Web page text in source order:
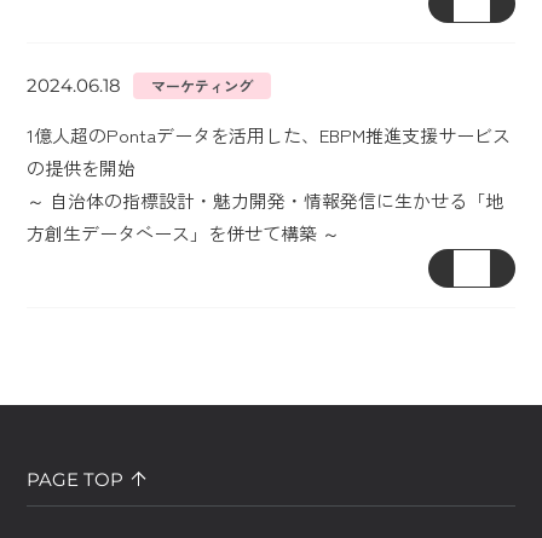
2024.06.18 マーケティング
1億人超のPontaデータを活用した、EBPM推進支援サービス
の提供を開始
～ 自治体の指標設計・魅力開発・情報発信に生かせる「地
方創生データベース」を併せて構築 ～
PAGE TOP